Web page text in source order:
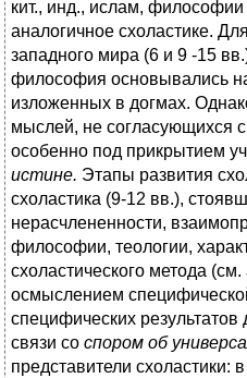
кит., инд., ислам,
аналогичное схоластике.
западного мира (6 и 9 -15
философия основывались
изложенных в догмах.
мыслей, не согласующихся
особенно под прикрытием
истине. Этапы развития
схоластика (9-12 вв.),
нерасчлененности,
философии, теологии,
схоластического метода (см.
осмыслением
специфических результатов
связи со спором об
представители